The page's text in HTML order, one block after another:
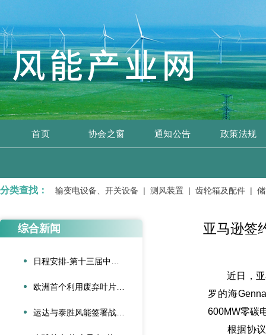
首页 协会之窗 通知公告 政策法规
分类查找：
| 变压器、输变电设备、开关设备 | 测风装置 | 齿轮箱及配件 |
综合新闻 亚马逊签
近日，亚马
罗的海
600MW零碳
根据协议